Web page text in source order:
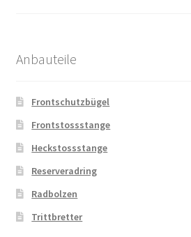
Anbauteile
Frontschutzbügel
Frontstossstange
Heckstossstange
Reserveradring
Radbolzen
Trittbretter